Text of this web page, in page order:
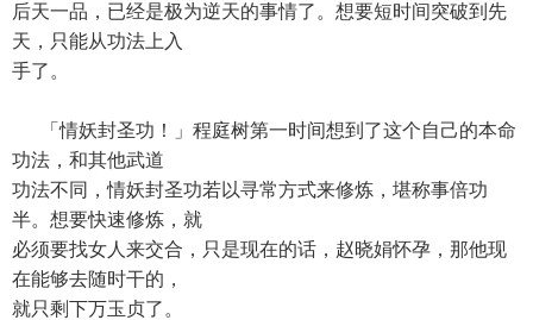
后天一品，已经是极为逆天的事情了。想要短时间突破到先
天，只能从功法上入
手了。
「情妖封圣功！」程庭树第一时间想到了这个自己的本命
功法，和其他武道
功法不同，情妖封圣功若以寻常方式来修炼，堪称事倍功
半。想要快速修炼，就
必须要找女人来交合，只是现在的话，赵晓娟怀孕，那他现
在能够去随时干的，
就只剩下万玉贞了。